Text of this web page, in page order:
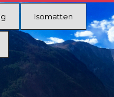
Isomatten